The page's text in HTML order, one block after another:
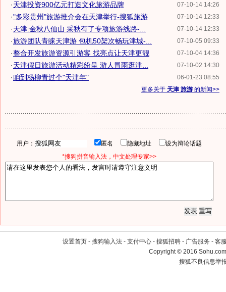
07-10-14 14:26
·天津投资900亿元打造文化旅游品牌
07-10-14 12:33
·"多彩贵州"旅游推介会在天津举行-搜狐旅游
07-10-14 12:33
·天津:金秋八仙山 采秋有了专项旅游线路-...
07-10-05 09:33
·旅游团队青睐天津游 包机50架次畅玩津城-...
07-10-04 14:36
·整合开发旅游资源引游客 找亮点让天津更靓
07-10-02 14:30
·天津假日旅游活动精彩纷呈 游人冒雨逛津...
06-01-23 08:55
·咱到杨柳青过个"天津年"
更多关于 天津 旅游 的新闻>>
用户： 匿名 隐藏地址
设为辩论话题
*搜狗拼音输入法，中文处理专家>>
设置首页 - 搜狗输入法 - 支付中心 - 搜狐招聘 - 广告服务 - 客
Copyright©2016
搜狐不良信息举